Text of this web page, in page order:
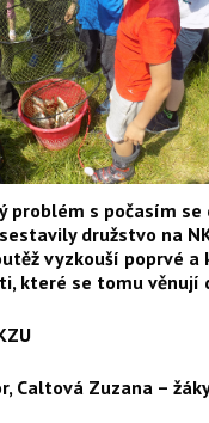
s počasím se
družstvo na
vyzkouší poprvé a
které se tomu věnují
Caltová Zuzana –